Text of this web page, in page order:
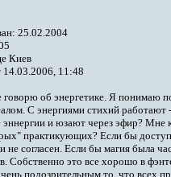
25.02.2004
Киев
11:48
говорю об энергетике. Я понимаю
С энергиями стихий работают
эннергии и юзают через эфир? Мне
практикующих? Если бы
не согласен. Если бы магия была
Собственно это все хорошо в
подозрительным то, что всех